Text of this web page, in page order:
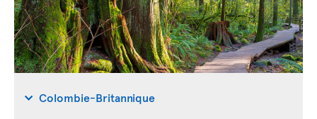
Colombie-Britannique